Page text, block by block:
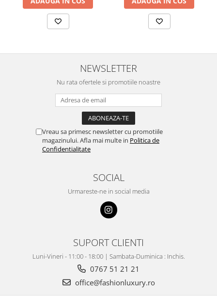
NEWSLETTER
Nu rata ofertele si promotiile noastre
Vreau sa primesc newsletter cu promotiile
magazinului. Afla mai multe in Politica de
Confidentialitate
SOCIAL
Urmareste-ne in social media
SUPORT CLIENTI
Luni-Vineri - 11:00 - 18:00 | Sambata-Duminica : Inchis.
0767 51 21 21
office@fashionluxury.ro